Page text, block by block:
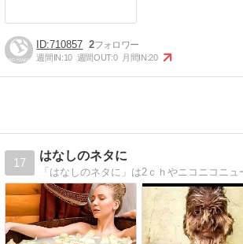
710857 2
週間IN:10 週間OUT:0 月間IN:20
17
はなしのネタに